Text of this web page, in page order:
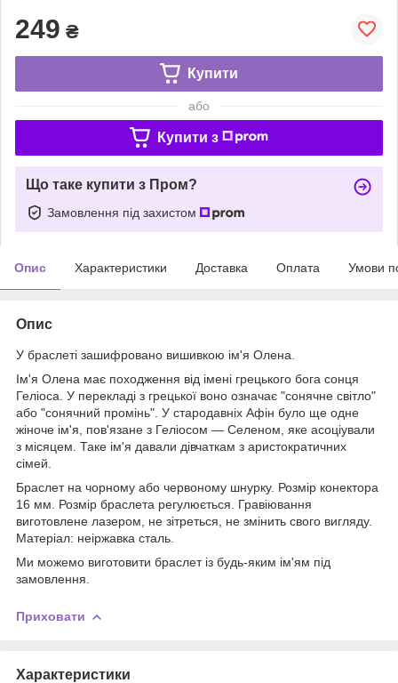
249 ₴
Купити
або
Купити з
Що таке купити з Пром?
Замовлення під захистом
Опис Характеристики Доставка Оплата Умови
Опис
У браслеті зашифровано вишивкою ім'я Олена.
Ім'я Олена має походження від імені грецького бога сонця
Геліоса. У перекладі з грецької воно означає "сонячне світло"
або "сонячний промінь". У стародавніх Афін було ще одне
жіноче ім'я, пов'язане з Геліосом — Селеном, яке асоціували
з місяцем. Таке ім'я давали дівчаткам з аристократичних
сімей.
Браслет на чорному або червоному шнурку. Розмір конектора
16 мм. Розмір браслета регулюється. Гравіювання
виготовлене лазером, не зітреться, не змінить свого вигляду.
Матеріал: неіржавка сталь.
Ми можемо виготовити браслет із будь-яким ім'ям під
замовлення.
Приховати
Характеристики